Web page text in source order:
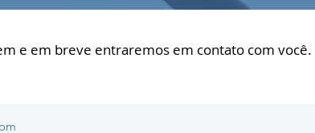
e em breve entraremos em contato com você.